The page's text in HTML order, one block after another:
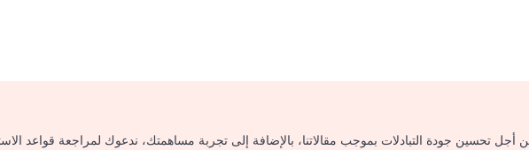
أجل تحسين جودة التبادلات بموجب مقالاتنا، بالإضافة إلى تجربة مساهمتك، ندعوك لمراجعة قواعد